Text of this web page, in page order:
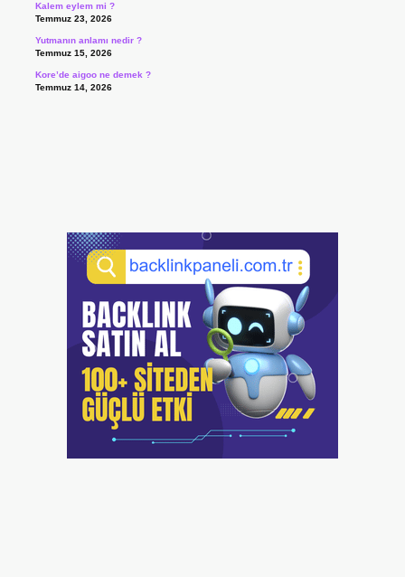
Kalem eylem mi ?
Temmuz 23, 2026
Yutmanın anlamı nedir ?
Temmuz 15, 2026
Kore’de aigoo ne demek ?
Temmuz 14, 2026